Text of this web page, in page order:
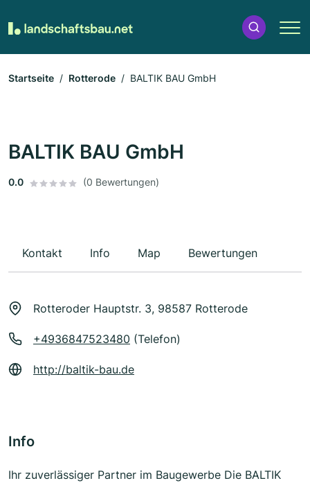
Startseite Rotterode BALTIK BAU GmbH
BALTIK BAU GmbH
0.0 (0 Bewertungen)
Kontakt Info Map Bewertungen
Rotteroder Hauptstr. 3, 98587 Rotterode
+4936847523480 (Telefon)
http://baltik-bau.de
Info
Ihr zuverlässiger Partner im Baugewerbe Die BALTIK